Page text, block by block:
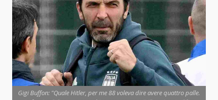
Gigi Buffon: "Quale Hitler, per me 88 voleva dire avere quattro palle.